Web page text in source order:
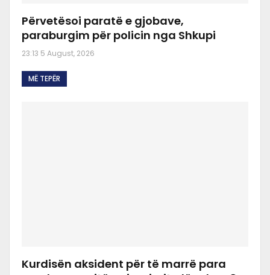
Përvetësoi paratë e gjobave,
paraburgim për policin nga Shkupi
23:13 5 August, 2026
MË TEPËR
Kurdisën aksident për të marrë para